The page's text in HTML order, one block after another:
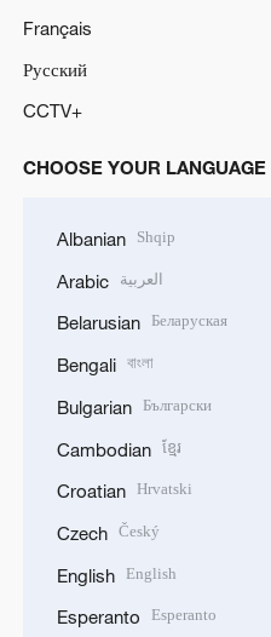
Français
Русский
CCTV+
CHOOSE YOUR LANGUAGE
Albanian Shqip
Arabic العربية
Belarusian Беларуская
Bengali বাংলা
Bulgarian Български
Cambodian ខ្មែរ
Croatian Hrvatski
Czech Český
English English
Esperanto Esperanto